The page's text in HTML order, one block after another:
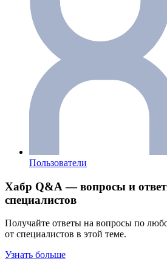
Пользователи
Хабр Q&A — вопросы и
специалистов
Получайте ответы на вопросы по
от специалистов в этой теме.
Узнать больше